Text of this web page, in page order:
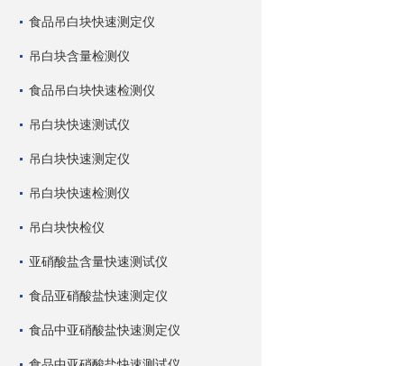
食品吊白块快速测定仪
吊白块含量检测仪
食品吊白块快速检测仪
吊白块快速测试仪
吊白块快速测定仪
吊白块快速检测仪
吊白块快检仪
亚硝酸盐含量快速测试仪
食品亚硝酸盐快速测定仪
食品中亚硝酸盐快速测定仪